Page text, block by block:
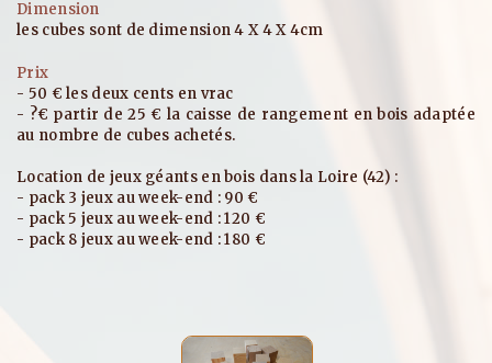
les cubes sont de dimension 4 X 4 X 4cm
- 50 € les deux cents en vrac
- ?€ partir de 25 € la caisse de rangement en bois adaptée
au nombre de cubes achetés.
Location de jeux géants en bois dans la Loire (42) :
- pack 3 jeux au week-end : 90 €
- pack 5 jeux au week-end : 120 €
- pack 8 jeux au week-end : 180 €